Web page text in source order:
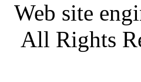
Web site
All Rights